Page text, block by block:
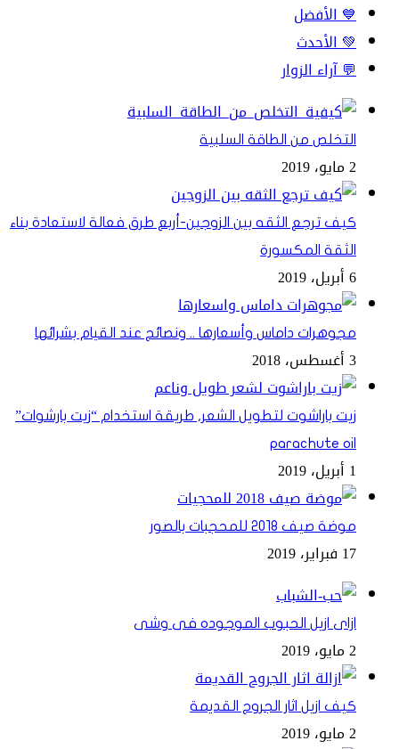
💙 الأفضل
💚 الأحدث
💬 آراء الزوار
التخلص من الطاقة السلبية
2 مايو، 2019
كيف ترجع الثقه بين الزوجين-أربع طرق فعالة لاستعادة بناء
الثقة المكسورة
6 أبريل، 2019
مجوهرات داماس وأسعارها .. ونصائح عند القيام بشرائها
3 أغسطس، 2018
زيت باراشوت لتطويل الشعر, طريقة استخدام “زيت بارشوات”
parachute oil
1 أبريل، 2019
موضة صيف 2018 للمحجبات بالصور
17 فبراير، 2019
ازاى ازيل الحبوب الموجوده فى وشى
2 مايو، 2019
كيف ازيل اثار الجروح القديمة
2 مايو، 2019